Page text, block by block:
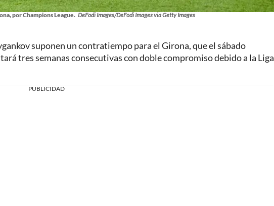
por Champions League. DeFodi Images/DeFodi Images via Getty Images
suponen un contratiempo para el Girona, que el sábado
tres semanas consecutivas con doble compromiso debido a la Liga
PUBLICIDAD